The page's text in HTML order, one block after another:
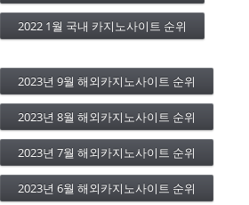
2022 1월 국내 카지노사이트 순위
2023년 9월 해외카지노사이트 순위
2023년 8월 해외카지노사이트 순위
2023년 7월 해외카지노사이트 순위
2023년 6월 해외카지노사이트 순위